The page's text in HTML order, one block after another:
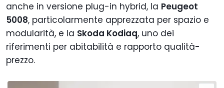
anche in versione plug-in hybrid, la Peugeot
5008, particolarmente apprezzata per spazio e
modularità, e la Skoda Kodiaq, uno dei
riferimenti per abitabilità e rapporto qualità-
prezzo.